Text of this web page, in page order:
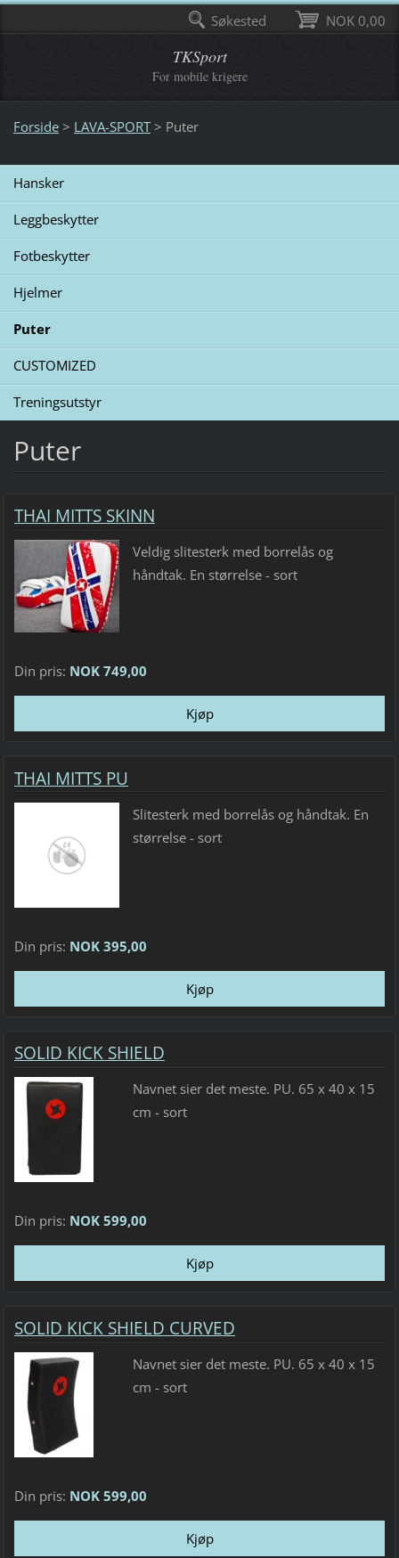
TKSport
For mobile krigere
Forside > LAVA-SPORT > Puter
Hansker
Leggbeskytter
Fotbeskytter
Hjelmer
Puter
CUSTOMIZED
Treningsutstyr
Puter
THAI MITTS SKINN
Veldig slitesterk med borrelås og
håndtak. En størrelse - sort
Din pris: NOK 749,00
THAI MITTS PU
Slitesterk med borrelås og håndtak. En
størrelse - sort
Din pris: NOK 395,00
SOLID KICK SHIELD
Navnet sier det meste. PU. 65 x 40 x 15
cm - sort
Din pris: NOK 599,00
SOLID KICK SHIELD CURVED
Navnet sier det meste. PU. 65 x 40 x 15
cm - sort
Din pris: NOK 599,00
NOK 0,00
Søkested